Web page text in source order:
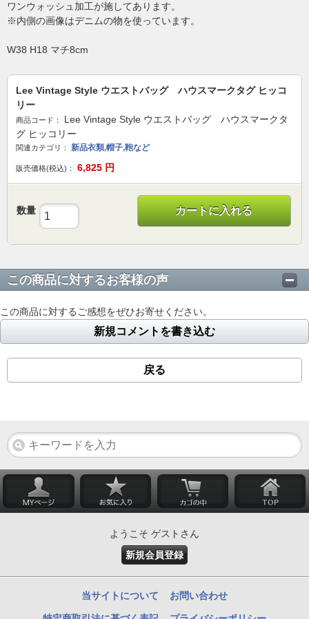
ワンウォッシュ加工が施してあります。
※内側の画像はデニムの物を使っています。
W38 H18 マチ8cm
Lee Vintage Style ウエストバッグ ハウスマークタグ ヒッコ
リー
商品コード：
Lee Vintage Style ウエストバッグ ハウスマークタ
グ ヒッコリー
関連カテゴリ： 新品衣類,帽子,鞄など
販売価格(税込)： 6,825 円
数量 カートに入れる
この商品に対するお客様の声
この商品に対するご感想をぜひお寄せください。
新規コメントを書き込む
戻る
ようこそ ゲストさん
新規会員登録
当サイトについて お問い合わせ